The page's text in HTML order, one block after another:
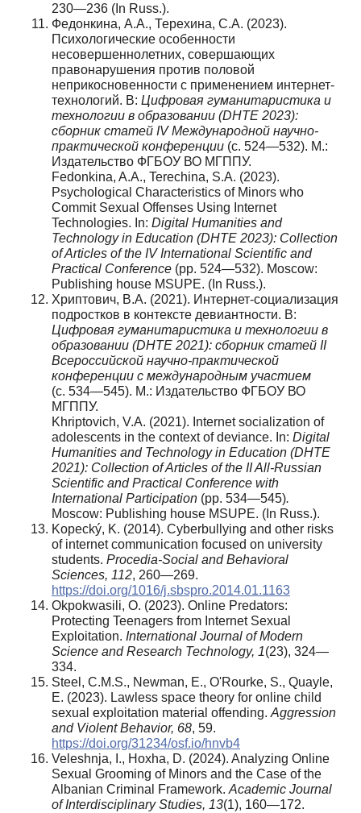
230—236 (In Russ.).
Федонкина, А.А., Терехина, С.А. (2023).
Психологические особенности
несовершеннолетних, совершающих
правонарушения против половой
неприкосновенности с применением интернет-
технологий. В: Цифровая гуманитаристика и
технологии в образовании (DHTE 2023):
сборник статей IV Международной научно-
практической конференции (с. 524—532). М.:
Издательство ФГБОУ ВО МГППУ.
Fedonkina, A.A., Terechina, S.A. (2023).
Psychological Characteristics of Minors who
Commit Sexual Offenses Using Internet
Technologies. In: Digital Humanities and
Technology in Education (DHTE 2023): Collection
of Articles of the IV International Scientific and
Practical Conference (рр. 524—532). Moscow:
Publishing house MSUPE. (In Russ.).
Хриптович, В.А. (2021). Интернет-социализация
подростков в контексте девиантности. В:
Цифровая гуманитаристика и технологии в
образовании (DHTE 2021): сборник статей II
Всероссийской научно-практической
конференции с международным участием
(с. 534—545). М.: Издательство ФГБОУ ВО
МГППУ.
Khriptovich, V.A. (2021). Internet socialization of
adolescents in the context of deviance. In: Digital
Humanities and Technology in Education (DHTE
2021): Collection of Articles of the II All-Russian
Scientific and Practical Conference with
International Participation (pp. 534—545).
Moscow: Publishing house MSUPE. (In Russ.).
Kopecký, K. (2014). Cyberbullying and other risks
of internet communication focused on university
students. Procedia-Social and Behavioral
Sciences, 112, 260—269.
https://doi.org/1016/j.sbspro.2014.01.1163
Okpokwasili, О. (2023). Online Predators:
Protecting Teenagers from Internet Sexual
Exploitation. International Journal of Modern
Science and Research Technology, 1(23), 324—
334.
Steel, C.M.S., Newman, E., O'Rourke, S., Quayle,
E. (2023). Lawless space theory for online child
sexual exploitation material offending. Aggression
and Violent Behavior, 68, 59.
https://doi.org/31234/osf.io/hnvb4
Veleshnja, I., Hoxha, D. (2024). Analyzing Online
Sexual Grooming of Minors and the Case of the
Albanian Criminal Framework. Academic Journal
of Interdisciplinary Studies, 13(1), 160—172.